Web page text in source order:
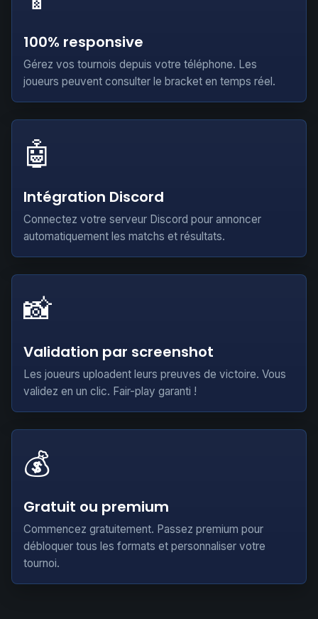
100% responsive
Gérez vos tournois depuis votre téléphone. Les
joueurs peuvent consulter le bracket en temps réel.
🤖
Intégration Discord
Connectez votre serveur Discord pour annoncer
automatiquement les matchs et résultats.
📸
Validation par screenshot
Les joueurs uploadent leurs preuves de victoire. Vous
validez en un clic. Fair-play garanti !
💰
Gratuit ou premium
Commencez gratuitement. Passez premium pour
débloquer tous les formats et personnaliser votre
tournoi.